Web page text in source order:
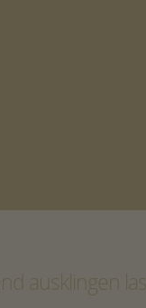
ausklingen